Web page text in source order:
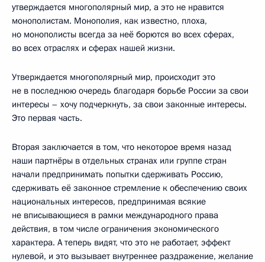
утверждается многополярный мир, а это не нравится
монополистам. Монополия, как известно, плоха,
но монополисты всегда за неё борются во всех сферах,
во всех отраслях и сферах нашей жизни.
Утверждается многополярный мир, происходит это
не в последнюю очередь благодаря борьбе России за свои
интересы – хочу подчеркнуть, за свои законные интересы.
Это первая часть.
Вторая заключается в том, что некоторое время назад
наши партнёры в отдельных странах или группе стран
начали предпринимать попытки сдерживать Россию,
сдерживать её законное стремление к обеспечению своих
национальных интересов, предпринимая всякие
не вписывающиеся в рамки международного права
действия, в том числе ограничения экономического
характера. А теперь видят, что это не работает, эффект
нулевой, и это вызывает внутреннее раздражение, желание